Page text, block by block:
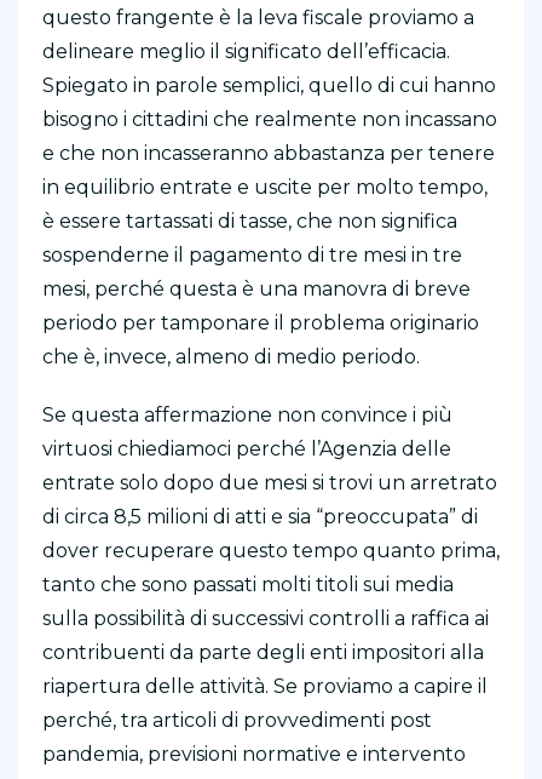
questo frangente è la leva fiscale proviamo a
delineare meglio il significato dell’efficacia.
Spiegato in parole semplici, quello di cui hanno
bisogno i cittadini che realmente non incassano
e che non incasseranno abbastanza per tenere
in equilibrio entrate e uscite per molto tempo,
è essere tartassati di tasse, che non significa
sospenderne il pagamento di tre mesi in tre
mesi, perché questa è una manovra di breve
periodo per tamponare il problema originario
che è, invece, almeno di medio periodo.
Se questa affermazione non convince i più
virtuosi chiediamoci perché l’Agenzia delle
entrate solo dopo due mesi si trovi un arretrato
di circa 8,5 milioni di atti e sia “preoccupata” di
dover recuperare questo tempo quanto prima,
tanto che sono passati molti titoli sui media
sulla possibilità di successivi controlli a raffica ai
contribuenti da parte degli enti impositori alla
riapertura delle attività. Se proviamo a capire il
perché, tra articoli di provvedimenti post
pandemia, previsioni normative e intervento